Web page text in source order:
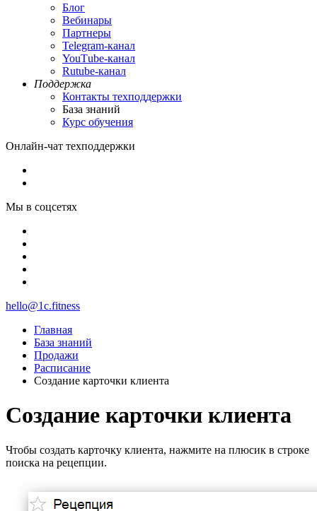
Блог
Вебинары
Партнеры
Теlegram-канал
YouТube-канал
Rutube-канал
Поддержка
Контакты техподдержки
База знаний
Курс обучения
Онлайн-чат техподдержки
Мы в соцсетях
hello@1c.fitness
Главная
База знаний
Продажи
Расписание
Создание карточки клиента
Создание карточки клиента
Чтобы создать карточку клиента, нажмите на плюсик в строке
поиска на рецепции.